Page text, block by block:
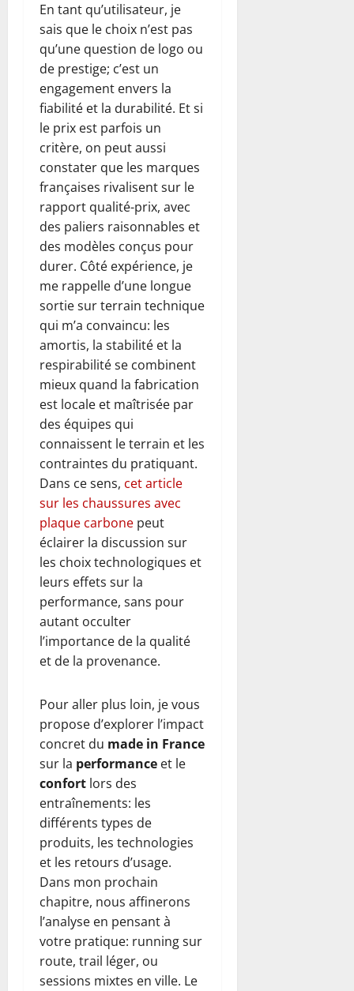
En tant qu’utilisateur, je
sais que le choix n’est pas
qu’une question de logo ou
de prestige; c’est un
engagement envers la
fiabilité et la durabilité. Et si
le prix est parfois un
critère, on peut aussi
constater que les marques
françaises rivalisent sur le
rapport qualité-prix, avec
des paliers raisonnables et
des modèles conçus pour
durer. Côté expérience, je
me rappelle d’une longue
sortie sur terrain technique
qui m’a convaincu: les
amortis, la stabilité et la
respirabilité se combinent
mieux quand la fabrication
est locale et maîtrisée par
des équipes qui
connaissent le terrain et les
contraintes du pratiquant.
Dans ce sens, cet article
sur les chaussures avec
plaque carbone peut
éclairer la discussion sur
les choix technologiques et
leurs effets sur la
performance, sans pour
autant occulter
l’importance de la qualité
et de la provenance.
Pour aller plus loin, je vous
propose d’explorer l’impact
concret du made in France
sur la performance et le
confort lors des
entraînements: les
différents types de
produits, les technologies
et les retours d’usage.
Dans mon prochain
chapitre, nous affinerons
l’analyse en pensant à
votre pratique: running sur
route, trail léger, ou
sessions mixtes en ville. Le